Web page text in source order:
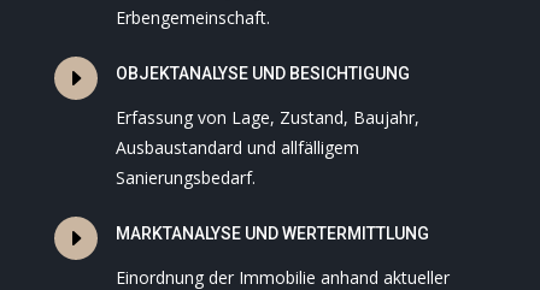
Erbengemeinschaft.
E OBJEKTANALYSE UND BESICHTIGUNG
Erfassung von Lage, Zustand, Baujahr,
Ausbaustandard und allfälligem
Sanierungsbedarf.
E MARKTANALYSE UND WERTERMITTLUNG
Einordnung der Immobilie anhand aktueller